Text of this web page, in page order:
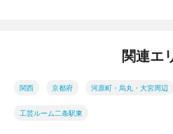
関連エ
関西 京都府 河原町・烏丸・大宮周辺
工芸ルーム二条駅東